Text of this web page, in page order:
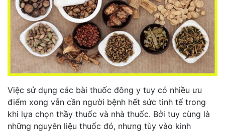
Việc sử dụng các bài thuốc đông y tuy có nhiều ưu
điểm xong vẫn cần người bệnh hết sức tinh tế trong
khi lựa chọn thầy thuốc và nhà thuốc. Bởi tuy cùng là
những nguyên liệu thuốc đó, nhưng tùy vào kinh